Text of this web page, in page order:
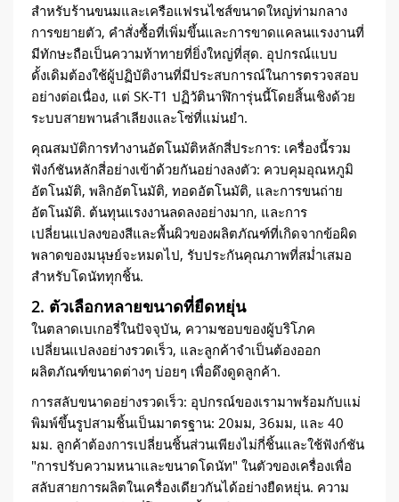
สำหรับร้านขนมและเครือแฟรนไชส์ขนาดใหญ่ท่ามกลาง
การขยายตัว, คำสั่งซื้อที่เพิ่มขึ้นและการขาดแคลนแรงงานที่
มีทักษะถือเป็นความท้าทายที่ยิ่งใหญ่ที่สุด. อุปกรณ์แบบ
ดั้งเดิมต้องใช้ผู้ปฏิบัติงานที่มีประสบการณ์ในการตรวจสอบ
อย่างต่อเนื่อง, แต่ SK-T1 ปฏิวัตินาฬิการุ่นนี้โดยสิ้นเชิงด้วย
ระบบสายพานลำเลียงและโซ่ที่แม่นยำ.
คุณสมบัติการทำงานอัตโนมัติหลักสี่ประการ: เครื่องนี้รวม
ฟังก์ชันหลักสี่อย่างเข้าด้วยกันอย่างลงตัว: ควบคุมอุณหภูมิ
อัตโนมัติ, พลิกอัตโนมัติ, ทอดอัตโนมัติ, และการขนถ่าย
อัตโนมัติ. ต้นทุนแรงงานลดลงอย่างมาก, และการ
เปลี่ยนแปลงของสีและพื้นผิวของผลิตภัณฑ์ที่เกิดจากข้อผิด
พลาดของมนุษย์จะหมดไป, รับประกันคุณภาพที่สม่ำเสมอ
สำหรับโดนัททุกชิ้น.
2. ตัวเลือกหลายขนาดที่ยืดหยุ่น
ในตลาดเบเกอรี่ในปัจจุบัน, ความชอบของผู้บริโภค
เปลี่ยนแปลงอย่างรวดเร็ว, และลูกค้าจำเป็นต้องออก
ผลิตภัณฑ์ขนาดต่างๆ บ่อยๆ เพื่อดึงดูดลูกค้า.
การสลับขนาดอย่างรวดเร็ว: อุปกรณ์ของเรามาพร้อมกับแม่
พิมพ์ขึ้นรูปสามชิ้นเป็นมาตรฐาน: 20มม, 36มม, และ 40
มม. ลูกค้าต้องการเปลี่ยนชิ้นส่วนเพียงไม่กี่ชิ้นและใช้ฟังก์ชัน
"การปรับความหนาและขนาดโดนัท" ในตัวของเครื่องเพื่อ
สลับสายการผลิตในเครื่องเดียวกันได้อย่างยืดหยุ่น. ความ